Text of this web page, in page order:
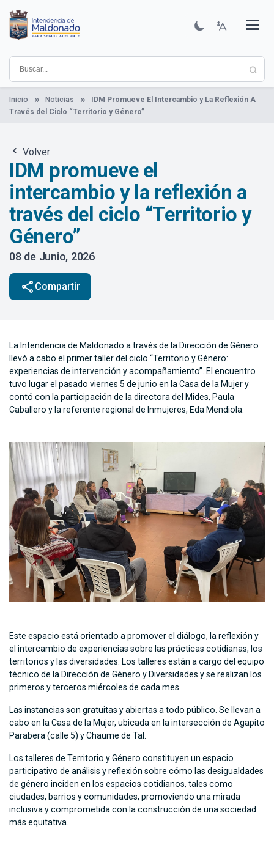
contenido
principal
Institucional
Municipios
Descubre Maldonado
Comunicación
Servicios
Guía De Trámites
Ver Noticias
Inicio Noticias
IDM Promueve El Intercambio y La Reflexión A
Través del Ciclo “Territorio y Género”
Volver
IDM promueve el
intercambio y la reflexión a
través del ciclo “Territorio y
Género”
08 de Junio, 2026
share Compartir
La Intendencia de Maldonado a través de la Dirección de Género
llevó a cabo el primer taller del ciclo “Territorio y Género:
experiencias de intervención y acompañamiento”. El encuentro
tuvo lugar el pasado viernes 5 de junio en la Casa de la Mujer y
contó con la participación de la directora del Mides, Paula
Caballero y la referente regional de Inmujeres, Eda Mendiola.
Este espacio está orientado a promover el diálogo, la reflexión y
el intercambio de experiencias sobre las prácticas cotidianas, los
territorios y las diversidades. Los talleres están a cargo del equipo
técnico de la Dirección de Género y Diversidades y se realizan los
primeros y terceros miércoles de cada mes.
Las instancias son gratuitas y abiertas a todo público. Se llevan a
cabo en la Casa de la Mujer, ubicada en la intersección de Agapito
Parabera (calle 5) y Chaume de Tal.
Los talleres de Territorio y Género constituyen un espacio
participativo de análisis y reflexión sobre cómo las desigualdades
de género inciden en los espacios cotidianos, tales como
ciudades, barrios y comunidades, promoviendo una mirada
inclusiva y comprometida con la construcción de una sociedad
más equitativa.